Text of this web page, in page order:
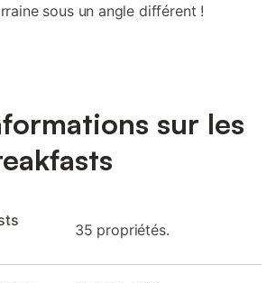
sous un angle différent !
sur les
35 propriétés.